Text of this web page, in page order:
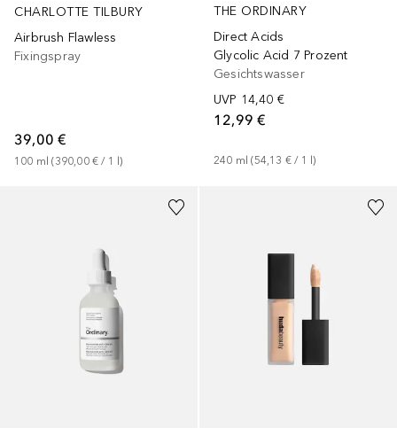
CHARLOTTE TILBURY
Airbrush Flawless
Fixingspray
39,00 €
100 ml (390,00 € / 1 l)
THE ORDINARY
Direct Acids
Glycolic Acid 7 Prozent
Gesichtswasser
UVP 14,40 €
12,99 €
240 ml (54,13 € / 1 l)
1 Größe + 25